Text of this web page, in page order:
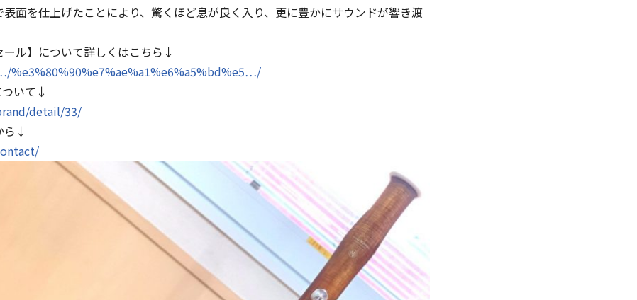
面を仕上げたことにより、驚くほど息が良く入り、更に豊かにサウンドが響き渡
ル】について詳しくはこちら↓
いて↓
detail/33/
ら↓